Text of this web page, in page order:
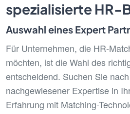
spezialisierte HR-
Auswahl eines Expert
Für Unternehmen, die HR-
möchten, ist die Wahl des
entscheidend. Suchen Sie
nachgewiesener Expertise in
Erfahrung mit Matching-